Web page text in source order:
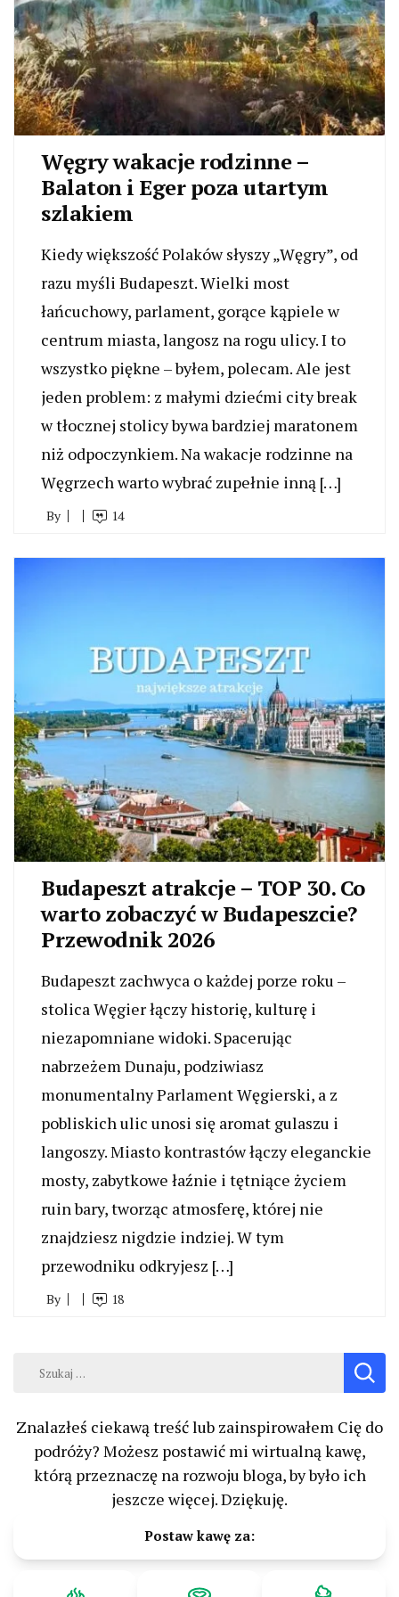
Węgry wakacje rodzinne –
Balaton i Eger poza utartym
szlakiem
Kiedy większość Polaków słyszy „Węgry”, od
razu myśli Budapeszt. Wielki most
łańcuchowy, parlament, gorące kąpiele w
centrum miasta, langosz na rogu ulicy. I to
wszystko piękne – byłem, polecam. Ale jest
jeden problem: z małymi dziećmi city break
w tłocznej stolicy bywa bardziej maratonem
niż odpoczynkiem. Na wakacje rodzinne na
Węgrzech warto wybrać zupełnie inną […]
By 14
Budapeszt atrakcje – TOP 30. Co
warto zobaczyć w Budapeszcie?
Przewodnik 2026
Budapeszt zachwyca o każdej porze roku –
stolica Węgier łączy historię, kulturę i
niezapomniane widoki. Spacerując
nabrzeżem Dunaju, podziwiasz
monumentalny Parlament Węgierski, a z
pobliskich ulic unosi się aromat gulaszu i
langoszy. Miasto kontrastów łączy eleganckie
mosty, zabytkowe łaźnie i tętniące życiem
ruin bary, tworząc atmosferę, której nie
znajdziesz nigdzie indziej. W tym
przewodniku odkryjesz […]
By 18
Szukaj:
Znalazłeś ciekawą treść lub zainspirowałem Cię do
podróży? Możesz postawić mi wirtualną kawę,
którą przeznaczę na rozwoju bloga, by było ich
jeszcze więcej. Dziękuję.
Postaw kawę za: